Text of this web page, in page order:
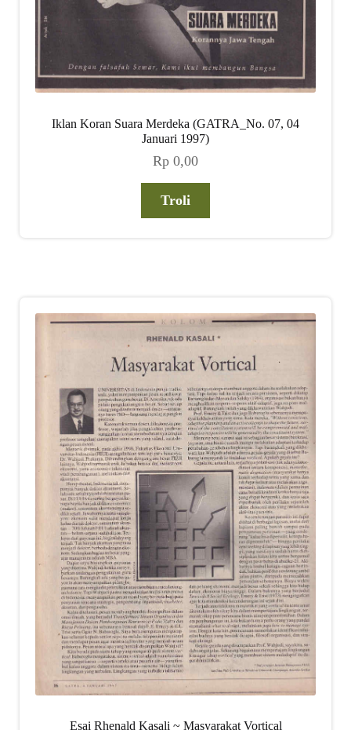
Iklan Koran Suara Merdeka (GATRA_No. 07, 04
Januari 1997)
Rp 0,00
Troli
Esai Rhenald Kasali ~ Masyarakat Vortical